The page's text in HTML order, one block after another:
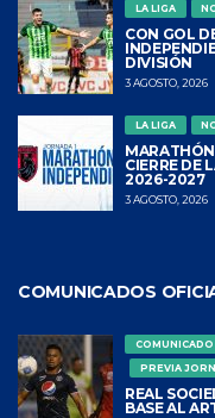
LA LIGA
CON GOL
DIVISIÓN
3 AGOSTO, 2026
LA LIGA
CIERRE DE
2026-2027
3 AGOSTO, 2026
COMUNICADOS
COMUNICADO
PREVIA
REAL
BASE AL